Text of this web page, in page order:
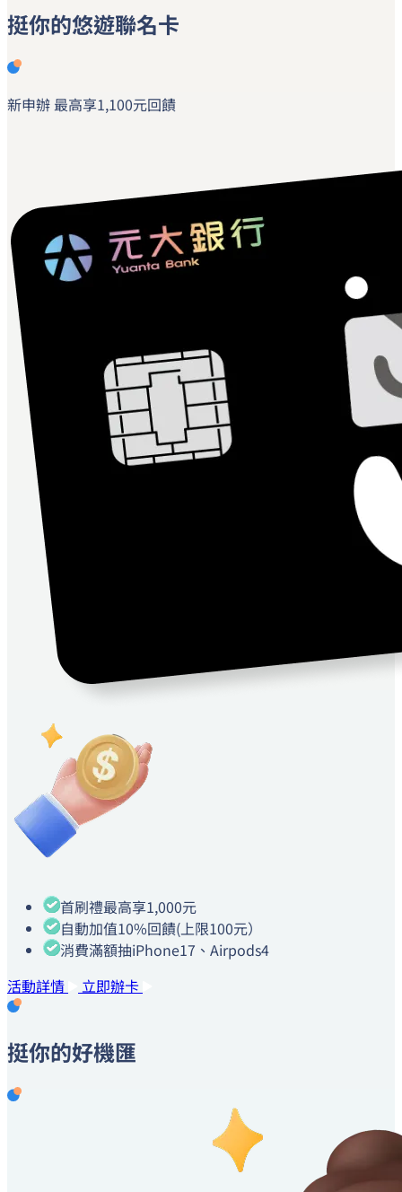
挺你的悠遊聯名卡
新申辦最高享1,100元回饋
首刷禮最高享1,000元
自動加值10%回饋(上限100元）
消費滿額抽iPhone17、Airpods4
活動詳情
立即辦卡
挺你的好機匯